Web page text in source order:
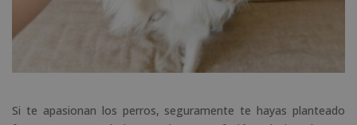
Si te apasionan los perros, seguramente te hayas planteado